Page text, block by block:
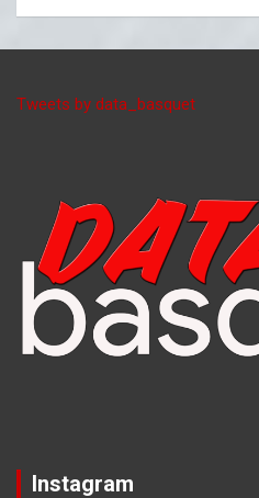
Tweets by data_basquet
Instagram